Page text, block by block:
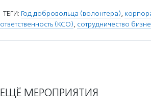
ТЕГИ: Год добровольца (волонтера),
ответственность (КСО), сотрудничество
ЕЩЁ МЕРОПРИЯТИЯ